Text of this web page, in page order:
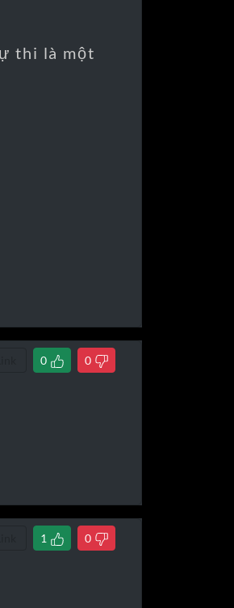
thi là một
0 0
1 0